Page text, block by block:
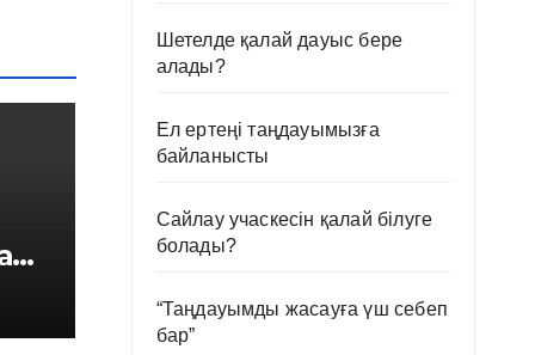
Шетелде қалай дауыс бере
алады?
Ел ертеңі таңдауымызға
байланысты
Сайлау учаскесін қалай білуге
болады?
“Таңдауымды жасауға үш себеп
бар”